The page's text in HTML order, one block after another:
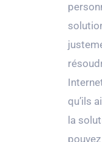
qu’ils
la